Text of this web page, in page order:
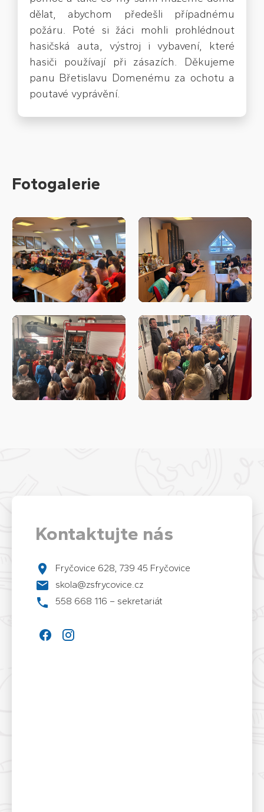
dělat, abychom předešli případnému
požáru. Poté si žáci mohli prohlédnout
hasičská auta, výstroj i vybavení, které
hasiči používají při zásazích. Děkujeme
panu Břetislavu Domenému za ochotu a
poutavé vyprávění.
Fotogalerie
Kontaktujte nás
Fryčovice 628, 739 45 Fryčovice
skola@zsfrycovice.cz
558 668 116 – sekretariát